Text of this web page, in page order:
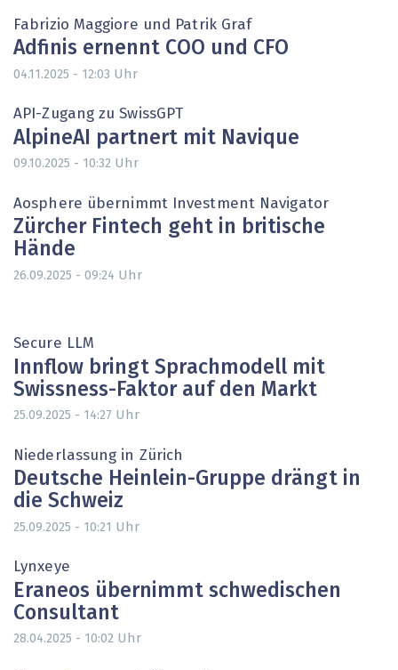
Fabrizio Maggiore und Patrik Graf
Adfinis ernennt COO und CFO
04.11.2025 - 12:03 Uhr
API-Zugang zu SwissGPT
AlpineAI partnert mit Navique
09.10.2025 - 10:32 Uhr
Aosphere übernimmt Investment Navigator
Zürcher Fintech geht in britische
Hände
26.09.2025 - 09:24 Uhr
Secure LLM
Innflow bringt Sprachmodell mit
Swissness-Faktor auf den Markt
25.09.2025 - 14:27 Uhr
Niederlassung in Zürich
Deutsche Heinlein-Gruppe drängt in
die Schweiz
25.09.2025 - 10:21 Uhr
Lynxeye
Eraneos übernimmt schwedischen
Consultant
28.04.2025 - 10:02 Uhr